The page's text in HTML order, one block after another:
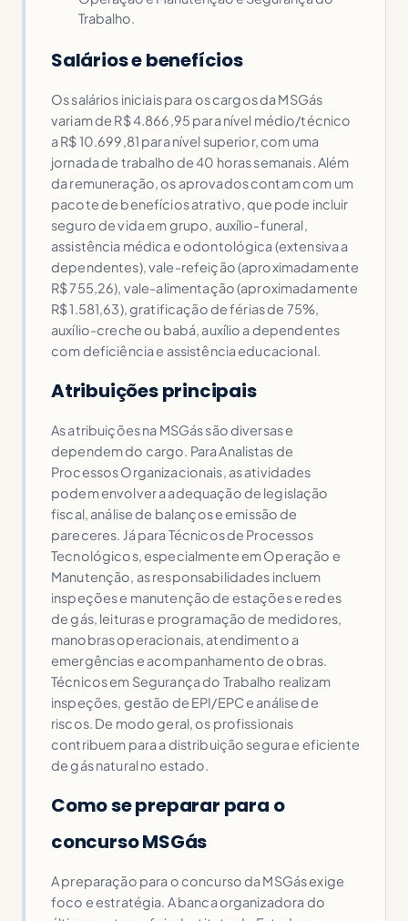
Trabalho.
Salários e benefícios
Os salários iniciais para os cargos da MSGás
variam de R$ 4.866,95 para nível médio/técnico
a R$ 10.699,81 para nível superior, com uma
jornada de trabalho de 40 horas semanais. Além
da remuneração, os aprovados contam com um
pacote de benefícios atrativo, que pode incluir
seguro de vida em grupo, auxílio-funeral,
assistência médica e odontológica (extensiva a
dependentes), vale-refeição (aproximadamente
R$ 755,26), vale-alimentação (aproximadamente
R$ 1.581,63), gratificação de férias de 75%,
auxílio-creche ou babá, auxílio a dependentes
com deficiência e assistência educacional.
Atribuições principais
As atribuições na MSGás são diversas e
dependem do cargo. Para Analistas de
Processos Organizacionais, as atividades
podem envolver a adequação de legislação
fiscal, análise de balanços e emissão de
pareceres. Já para Técnicos de Processos
Tecnológicos, especialmente em Operação e
Manutenção, as responsabilidades incluem
inspeções e manutenção de estações e redes
de gás, leituras e programação de medidores,
manobras operacionais, atendimento a
emergências e acompanhamento de obras.
Técnicos em Segurança do Trabalho realizam
inspeções, gestão de EPI/EPC e análise de
riscos. De modo geral, os profissionais
contribuem para a distribuição segura e eficiente
de gás natural no estado.
Como se preparar para o
concurso MSGás
A preparação para o concurso da MSGás exige
foco e estratégia. A banca organizadora do